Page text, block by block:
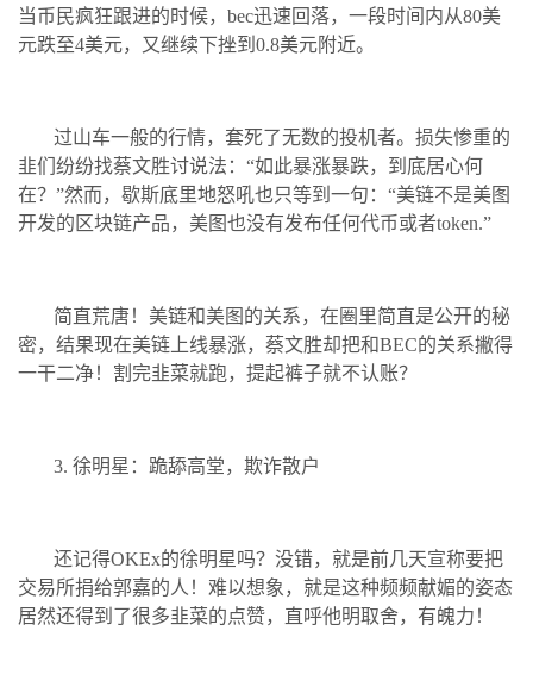
当币民疯狂跟进的时候，bec迅速回落，一段时间内从80美
元跌至4美元，又继续下挫到0.8美元附近。
过山车一般的行情，套死了无数的投机者。损失惨重的
韭们纷纷找蔡文胜讨说法：“如此暴涨暴跌，到底居心何
在？”然而，歇斯底里地怒吼也只等到一句：“美链不是美图
开发的区块链产品，美图也没有发布任何代币或者token.”
简直荒唐！美链和美图的关系，在圈里简直是公开的秘
密，结果现在美链上线暴涨，蔡文胜却把和BEC的关系撇得
一干二净！割完韭菜就跑，提起裤子就不认账？
3. 徐明星：跪舔高堂，欺诈散户
还记得OKEx的徐明星吗？没错，就是前几天宣称要把
交易所捐给郭嘉的人！难以想象，就是这种频频献媚的姿态
居然还得到了很多韭菜的点赞，直呼他明取舍，有魄力！